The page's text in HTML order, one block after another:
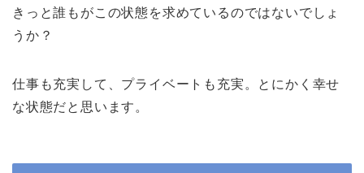
きっと誰もがこの状態を求めているのではないでしょ
うか？
仕事も充実して、プライベートも充実。とにかく幸せ
な状態だと思います。